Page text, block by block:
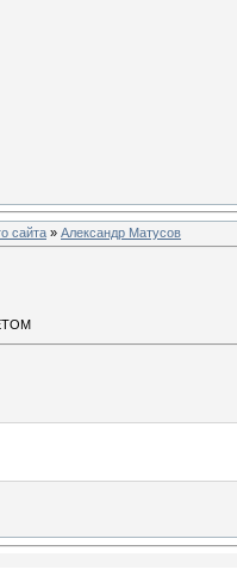
сайта » Александр Матусов